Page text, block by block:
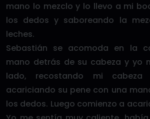
mano lo mezclo y lo llevo a mi
los dedos y saboreando la
leches.
Sebastián se acomoda en la
mano detrás de su cabeza y yo
lado, recostando mi
acariciando su pene con una
los dedos. Luego comienzo a